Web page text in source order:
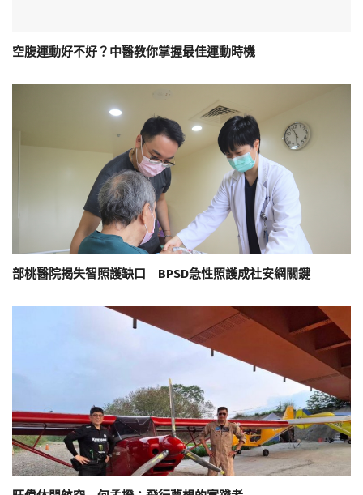
空腹運動好不好？中醫教你掌握最佳運動時機
部桃醫院揭失智照護缺口 BPSD急性照護成社安網關鍵